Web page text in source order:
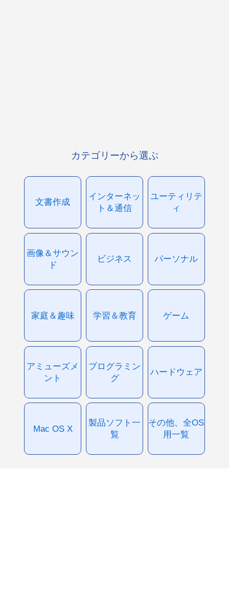
カテゴリーから選ぶ
文書作成
インターネッ
ト＆通信
ユーティリテ
ィ
画像＆サウン
ド
ビジネス パーソナル
家庭＆趣味 学習＆教育 ゲーム
アミューズメ
ント
プログラミン
グ
ハードウェア
Mac OS X
製品ソフト一
覧
その他、全OS
用一覧